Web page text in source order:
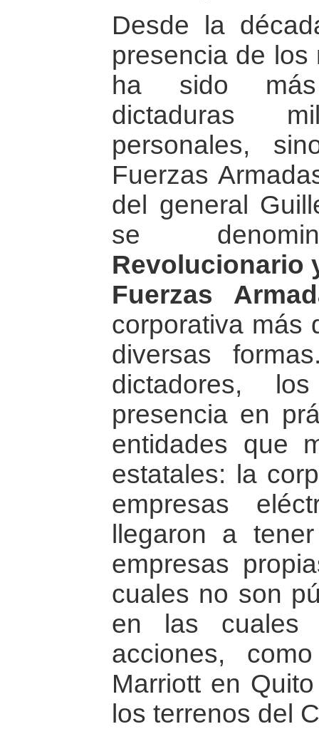
Desde la
presencia de los
ha sido más
dictaduras
personales,
Fuerzas
del general
se
Revolucionario
Fuerzas
corporativa más
diversas
dictadores,
presencia en
entidades que
estatales: la
empresas
llegaron a
empresas
cuales no son
en las cuales
acciones,
Marriott en
los terrenos del